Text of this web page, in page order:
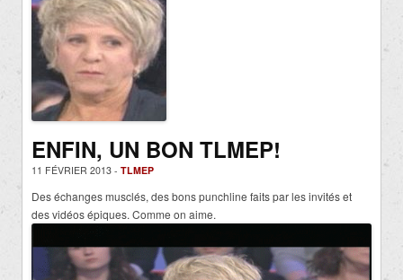
ENFIN, UN BON TLMEP!
11 FÉVRIER 2013 - TLMEP
Des échanges musclés, des bons punchline faits par les invités et
des vidéos épiques. Comme on aime.